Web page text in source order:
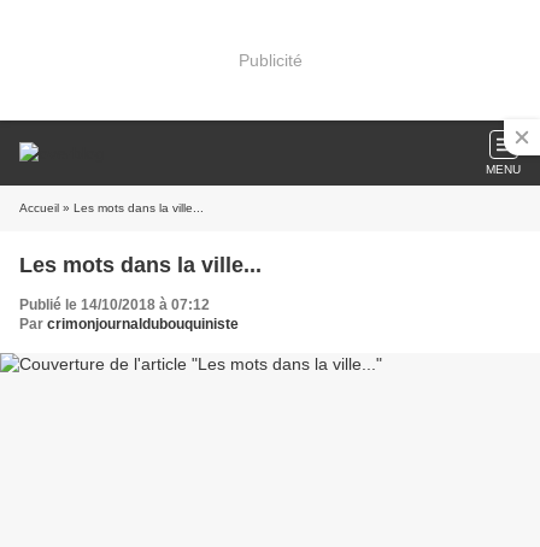
Publicité
MENU
Accueil » Les mots dans la ville...
Les mots dans la ville...
Publié le 14/10/2018 à 07:12
Par crimonjournaldubouquiniste